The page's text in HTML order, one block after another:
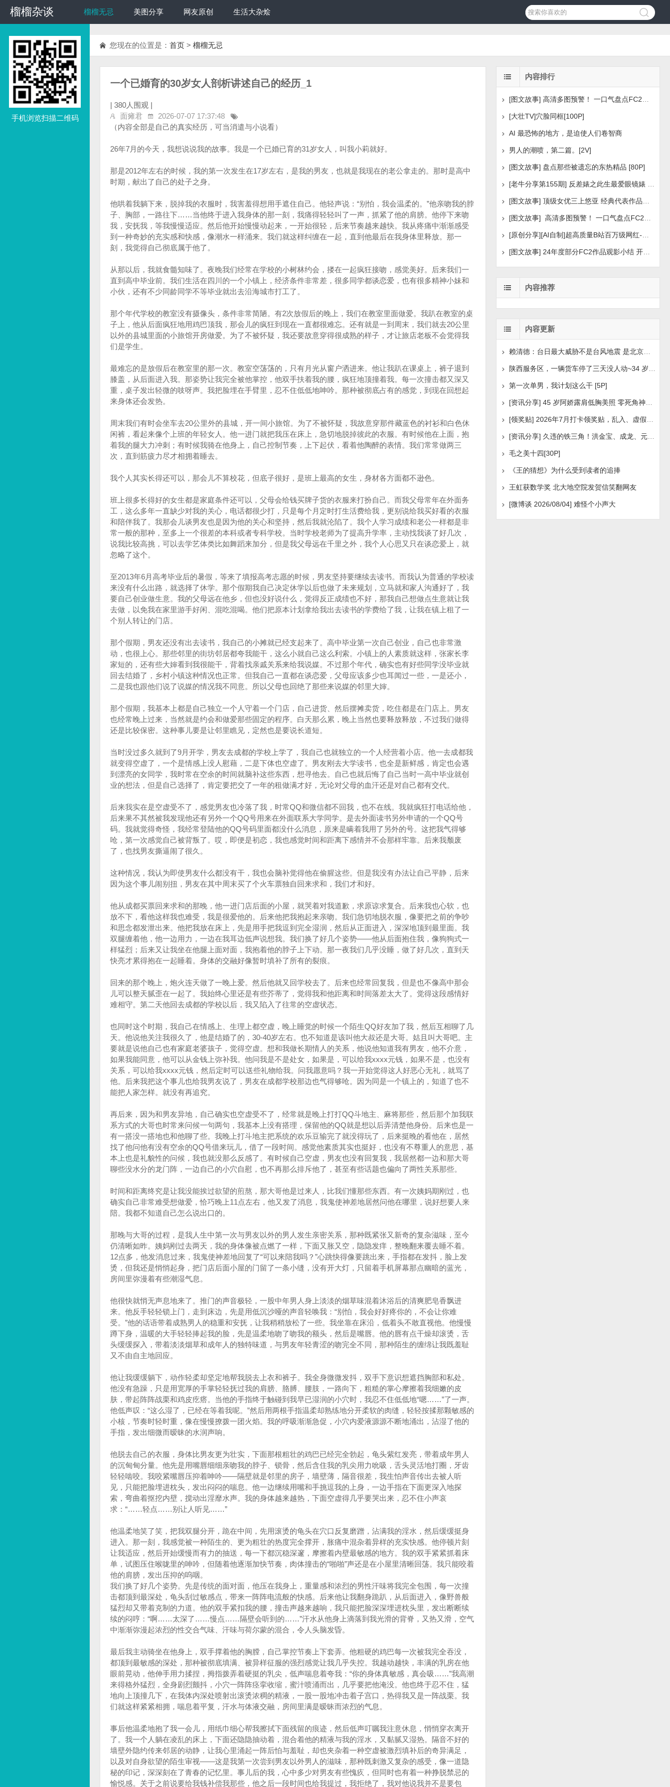
榴榴杂谈
榴榴杂谈 榴榴无忌 美图分享 网友原创 生活大杂烩
手机浏览扫描二维码
您现在的位置是： 首页 > 榴榴无忌
一个已婚育的30岁女人剖析讲述自己的经历_1
| 380人围观 |
面瘫君
2026-07-07 17:37:48
（内容全部是自己的真实经历，可当消遣与小说看）
26年7月的今天，我想说说我的故事。我是一个已婚已育的31岁女人，叫我小莉就好。
那是2012年左右的时候，我的第一次发生在17岁左右，是我的男友，也就是我现在的老公拿走的。那时是高中
时期，献出了自己的处子之身。
他哄着我躺下来，脱掉我的衣服时，我害羞得想用手遮住自己。他轻声说：“别怕，我会温柔的。”他亲吻我的脖
子、胸部，一路往下……当他终于进入我身体的那一刻，我痛得轻轻叫了一声，抓紧了他的肩膀。他停下来吻
我，安抚我，等我慢慢适应。然后他开始慢慢动起来，一开始很轻，后来节奏越来越快。我从疼痛中渐渐感受
到一种奇妙的充实感和快感，像潮水一样涌来。我们就这样纠缠在一起，直到他最后在我身体里释放。那一
刻，我觉得自己彻底属于他了。
从那以后，我就食髓知味了。夜晚我们经常在学校的小树林约会，搂在一起疯狂接吻，感觉美好。后来我们一
直到高中毕业前。我们生活在四川的一个小镇上，经济条件非常差，很多同学都谈恋爱，也有很多精神小妹和
小伙，还有不少同龄同学不等毕业就出去沿海城市打工了。
那个年代学校的教室没有摄像头，条件非常简陋。有2次放假后的晚上，我们在教室里面做爱。我趴在教室的桌
子上，他从后面疯狂地用鸡巴顶我，那会儿的疯狂到现在一直都很难忘。还有就是一到周末，我们就去20公里
以外的县城里面的小旅馆开房做爱。为了不被怀疑，我还要故意穿得很成熟的样子，才让旅店老板不会觉得我
们是学生。
最难忘的是放假后在教室里的那一次。教室空荡荡的，只有月光从窗户洒进来。他让我趴在课桌上，裤子退到
膝盖，从后面进入我。那姿势让我完全被他掌控，他双手扶着我的腰，疯狂地顶撞着我。每一次撞击都又深又
重，桌子发出轻微的吱呀声。我把脸埋在手臂里，忍不住低低地呻吟。那种被彻底占有的感觉，到现在回想起
来身体还会发热。
周末我们有时会坐车去20公里外的县城，开一间小旅馆。为了不被怀疑，我故意穿那件藏蓝色的衬衫和白色休
闲裤，看起来像个上班的年轻女人。他一进门就把我压在床上，急切地脱掉彼此的衣服。有时候他在上面，抱
着我的腿大力冲刺；有时候我骑在他身上，自己控制节奏，上下起伏，看着他陶醉的表情。我们常常做两三
次，直到筋疲力尽才相拥着睡去。
我个人其实长得还可以，那会儿不算校花，但底子很好，是班上最高的女生，身材各方面都不逊色。
班上很多长得好的女生都是家庭条件还可以，父母会给钱买牌子货的衣服来打扮自己。而我父母常年在外面务
工，这么多年一直缺少对我的关心，电话都很少打，只是每个月定时打生活费给我，更别说给我买好看的衣服
和陪伴我了。我那会儿谈男友也是因为他的关心和坚持，然后我就沦陷了。我个人学习成绩和老公一样都是非
常一般的那种，至多上一个很差的本科或者专科学校。当时学校老师为了提高升学率，主动找我谈了好几次，
说我比较高挑，可以去学艺体类比如舞蹈来加分，但是我父母远在千里之外，我个人心思又只在谈恋爱上，就
忽略了这个。
至2013年6月高考毕业后的暑假，等来了填报高考志愿的时候，男友坚持要继续去读书。而我认为普通的学校读
来没有什么出路，就选择了休学。那个假期我自己决定休学以后也做了未来规划，立马就和家人沟通好了，我
要自己创业做生意。我的父母远在他乡，但也没好说什么，觉得反正成绩也不好，那我自己想做点生意就让我
去做，以免我在家里游手好闲、混吃混喝。他们把原本计划拿给我出去读书的学费给了我，让我在镇上租了一
个别人转让的门店。
那个假期，男友还没有出去读书，我自己的小摊就已经支起来了。高中毕业第一次自己创业，自己也非常激
动，也很上心。那些邻里的街坊邻居都夸我能干，这么小就自己这么利索。小镇上的人素质就这样，张家长李
家短的，还有些大婶看到我很能干，背着找亲戚关系来给我说媒。不过那个年代，确实也有好些同学没毕业就
回去结婚了，乡村小镇这种情况也正常。但我自己一直都在谈恋爱，父母应该多少也耳闻过一些，一是还小，
二是我也跟他们说了说媒的情况我不同意。所以父母也回绝了那些来说媒的邻里大婶。
那个假期，我基本上都是自己独立一个人守着一个门店，自己进货、然后摆摊卖货，吃住都是在门店上。男友
也经常晚上过来，当然就是约会和做爱那些固定的程序。白天那么累，晚上当然也要释放释放，不过我们做得
还是比较保密。这种事儿要是让邻里瞧见，定然也是要说长道短。
当时没过多久就到了9月开学，男友去成都的学校上学了，我自己也就独立的一个人经营着小店。他一去成都我
就变得空虚了，一个是情感上没人慰藉，二是下体也空虚了。男友刚去大学读书，也全是新鲜感，肯定也会遇
到漂亮的女同学，我时常在空余的时间就脑补这些东西，想寻他去。自己也就后悔了自己当时一高中毕业就创
业的想法，但是自己选择了，肯定要把交了一年的租做满才好，无论对父母的血汗还是对自己都有交代。
后来我实在是空虚受不了，感觉男友也冷落了我，时常QQ和微信都不回我，也不在线。我就疯狂打电话给他，
后来果不其然被我发现他还有另外一个QQ号用来在外面联系大学同学。是去外面读书另外申请的一个QQ号
码。我就觉得奇怪，我经常登陆他的QQ号码里面都没什么消息，原来是瞒着我用了另外的号。这把我气得够
呛，第一次感觉自己被背叛了。哎，即便是初恋，我也感觉时间和距离下感情并不会那样牢靠。后来我颓废
了，也找男友撕逼闹了很久。
这种情况，我认为即使男友什么都没有干，我也会脑补觉得他在偷腥这些。但是我没有办法让自己平静，后来
因为这个事儿闹别扭，男友在其中周末买了个火车票独自回来求和，我们才和好。
他从成都买票回来求和的那晚，他一进门店后面的小屋，就哭着对我道歉，求原谅求复合。后来我也心软，也
放不下，看他这样我也难受，我是很爱他的。后来他把我抱起来亲吻。我们急切地脱衣服，像要把之前的争吵
和思念都发泄出来。他把我放在床上，先是用手把我逗到完全湿润，然后从正面进入，深深地顶到最里面。我
双腿缠着他，他一边用力，一边在我耳边低声说想我。我们换了好几个姿势——他从后面抱住我，像狗狗式一
样猛烈；后来又让我坐在他腿上面对面，我抱着他的脖子上下动。那一夜我们几乎没睡，做了好几次，直到天
快亮才累得抱在一起睡着。身体的交融好像暂时填补了所有的裂痕。
回来的那个晚上，炮火连天做了一晚上爱。然后他就又回学校去了。后来也经常回复我，但是也不像高中那会
儿可以整天腻歪在一起了。我始终心里还是有些芥蒂了，觉得我和他距离和时间落差太大了。觉得这段感情好
难相守。第二天他回去成都的学校以后，我又陷入了往常的空虚状态。
也同时这个时期，我自己在情感上、生理上都空虚，晚上睡觉的时候一个陌生QQ好友加了我，然后互相聊了几
天。他说他关注我很久了，他是结婚了的，30-40岁左右。也不知道是该叫他大叔还是大哥。姑且叫大哥吧。主
要就是说他自己也有家庭老婆孩子，觉得空虚。想和我做长期情人的关系，他说他知道我有男友，他不介意，
如果我能同意，他可以从金钱上弥补我。他问我是不是处女，如果是，可以给我xxxx元钱，如果不是，也没有
关系，可以给我xxxx元钱，然后定时可以送些礼物给我。问我愿意吗？我一开始觉得这人好恶心无礼，就骂了
他。后来我把这个事儿也给我男友说了，男友在成都学校那边也气得够呛。因为同是一个镇上的，知道了也不
能把人家怎样。就没有再追究。
再后来，因为和男友异地，自己确实也空虚受不了，经常就是晚上打打QQ斗地主、麻将那些，然后那个加我联
系方式的大哥也时常来问候一句两句，我基本上没有搭理，保留他的QQ就是想以后弄清楚他身份。后来也是一
有一搭没一搭地也和他聊了些。我晚上打斗地主把系统的欢乐豆输完了就没得玩了，后来挺晚的看他在，居然
找了他问他有没有空余的QQ号借来玩儿，借了一段时间。感觉他素质其实也挺好，也没有不尊重人的意思，基
本上也是礼貌性的问候，我也就没那么反感了。有时候自己空虚，男友也没有回复我，我居然都一边和那大哥
聊些没水分的龙门阵，一边自己的小穴自慰，也不再那么排斥他了，甚至有些话题也偏向了两性关系那些。
时间和距离终究是让我没能挨过欲望的煎熬，那大哥他是过来人，比我们懂那些东西。有一次姨妈期刚过，也
确实自己非常难受想做爱，恰巧晚上11点左右，他又发了消息，我鬼使神差地居然问他在哪里，说好想要人来
陪。我都不知道自己怎么说出口的。
那晚与大哥的过程，是我人生中第一次与男友以外的男人发生亲密关系，那种既紧张又新奇的复杂滋味，至今
仍清晰如昨。姨妈刚过去两天，我的身体像被点燃了一样，下面又胀又空，隐隐发痒，整晚翻来覆去睡不着。
12点多，他发消息过来，我鬼使神差地回复了“可以来陪我吗？”心跳快得像要跳出来，手指都在发抖，脸上发
烫，但我还是悄悄起身，把门店后面小屋的门留了一条小缝，没有开大灯，只留着手机屏幕那点幽暗的蓝光，
房间里弥漫着有些潮湿气息。
他很快就悄无声息地来了。推门的声音极轻，一股中年男人身上淡淡的烟草味混着沐浴后的清爽肥皂香飘进
来。他反手轻轻锁上门，走到床边，先是用低沉沙哑的声音轻唤我：“别怕，我会好好疼你的，不会让你难
受。”他的话语带着成熟男人的稳重和安抚，让我稍稍放松了一些。我坐靠在床沿，低着头不敢直视他。他慢慢
蹲下身，温暖的大手轻轻捧起我的脸，先是温柔地吻了吻我的额头，然后是嘴唇。他的唇有点干燥却滚烫，舌
头缓缓探入，带着淡淡烟草和成年人的独特味道，与男友年轻青涩的吻完全不同，那种陌生的缠绵让我既羞耻
又不由自主地回应。
他让我缓缓躺下，动作轻柔却坚定地帮我脱去上衣和裤子。我全身微微发抖，双手下意识想遮挡胸部和私处。
他没有急躁，只是用宽厚的手掌轻轻抚过我的肩膀、胳膊、腰肢，一路向下，粗糙的掌心摩擦着我细嫩的皮
肤，带起阵阵战栗和鸡皮疙瘩。当他的手指终于触碰到我早已湿润的小穴时，我忍不住低低地“嗯……”了一声。
他低声叹：“这么湿了，已经在等着我呢。”然后用两根手指温柔却熟练地分开柔软的肉缝，轻轻按揉那颗敏感的
小核，节奏时轻时重，像在慢慢撩拨一团火焰。我的呼吸渐渐急促，小穴内爱液源源不断地涌出，沾湿了他的
手指，发出细微而暧昧的水润声响。
他脱去自己的衣服，身体比男友更为壮实，下面那根粗壮的鸡巴已经完全勃起，龟头紫红发亮，带着成年男人
的沉甸甸分量。他先是用嘴唇细细亲吻我的脖子、锁骨，然后含住我的乳尖用力吮吸，舌头灵活地打圈，牙齿
轻轻啮咬。我咬紧嘴唇压抑着呻吟——隔壁就是邻里的房子，墙壁薄，隔音很差，我生怕声音传出去被人听
见，只能把脸埋进枕头，发出闷闷的喘息。他一边继续用嘴和手挑逗我的上身，一边手指在下面更深入地探
索，弯曲着抠挖内壁，搅动出淫靡水声。我的身体越来越热，下面空虚得几乎要哭出来，忍不住小声哀
求：“……轻点……别让人听见……”
他温柔地笑了笑，把我双腿分开，跪在中间，先用滚烫的龟头在穴口反复磨蹭，沾满我的淫水，然后缓缓挺身
进入。那一刻，我感觉被一种陌生的、更为粗壮的热度完全撑开，胀痛中混杂着异样的充实快感。他停顿片刻
让我适应，然后开始缓慢而有力的抽送，每一下都沉稳深邃，摩擦着内壁最敏感的地方。我的双手紧紧抓着床
单，试图压住喉咙里的呻吟，但随着他逐渐加快节奏，肉体撞击的“啪啪”声还是在小屋里清晰回荡。我只能咬着
他的肩膀，发出压抑的呜咽。
我们换了好几个姿势。先是传统的面对面，他压在我身上，重量感和浓烈的男性汗味将我完全包围，每一次撞
击都顶到最深处，龟头刮过敏感点，带来一阵阵电流般的快感。后来他让我翻身跪趴，从后面进入，像野兽般
猛烈却又带着克制的力道。他的双手紧扣我的腰，撞击声越来越响，我只能把脸深深埋进枕头里，发出断断续
续的闷哼：“啊……太深了……慢点……隔壁会听到的……”汗水从他身上滴落到我光滑的背脊，又热又滑，空气
中渐渐弥漫起浓烈的性交合气味、汗味与荷尔蒙的混合，令人头脑发昏。
最后我主动骑坐在他身上，双手撑着他的胸膛，自己掌控节奏上下套弄。他粗硬的鸡巴每一次被我完全吞没，
都顶到最敏感的深处，那种被彻底填满、被异样征服的强烈感觉让我几乎失控。我越动越快，丰满的乳房在他
眼前晃动，他伸手用力揉捏，拇指拨弄着硬挺的乳尖，低声喘息着夸我：“你的身体真敏感，真会吸……”我高潮
来得格外猛烈，全身剧烈颤抖，小穴一阵阵痉挛收缩，蜜汁喷涌而出，几乎要把他淹没。他也终于忍不住，猛
地向上顶撞几下，在我体内深处喷射出滚烫浓稠的精液，一股一股地冲击着子宫口，热得我又是一阵战栗。我
们就这样紧紧相拥，喘息着平复，汗水与体液交融，房间里满是暧昧而浓烈的气息。
事后他温柔地抱了我一会儿，用纸巾细心帮我擦拭下面残留的痕迹，然后低声叮嘱我注意休息，悄悄穿衣离开
了。我一个人躺在凌乱的床上，下面还隐隐抽动着，混合着他的精液与我的淫水，又黏腻又湿热。隔音不好的
墙壁外隐约传来邻居的动静，让我心里涌起一阵后怕与羞耻，却也夹杂着一种空虚被激烈填补后的奇异满足，
以及对自身欲望的陌生审视——这是我第一次尝到男友以外男人的滋味，那种既刺激又复杂的感受，像一道隐
秘的印记，深深刻在了青春的记忆里。事儿后的我，心中多少对男友有些愧疚，但同时也有着一种挣脱禁忌的
愉悦感。关于之前说要给我钱补偿我那些，他之后一段时间也给我提过，我拒绝了，我对他说我并不是要包
内容排行
[大壮TV]穴脸同框[100P]
AI 最恐怖的地方，是迫使人们卷智商
男人的潮喷，第二篇。[2V]
[图文故事] 盘点那些被遗忘的东热精品 [80P]
[图文故事] 24年度部分FC2作品观影小结 开年王炸后续
内容推荐
内容更新
赖清德：台日最大威胁不是台风地震 是北京侵扰胁迫
第一次单男，我计划这么干 [5P]
[资讯分享] 久违的铁三角！洪金宝、成龙、元彪最新合照
毛之美十四[30P]
《王的猜想》为什么受到读者的追捧
王虹获数学奖 北大地空院发贺信笑翻网友
[微博谈 2026/08/04] 难怪个小声大